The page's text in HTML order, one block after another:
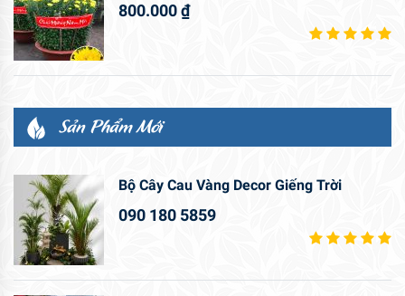
800.000₫
Sản Phẩm Mới
Bộ Cây Cau Vàng Decor Giếng Trời
090 180 5859